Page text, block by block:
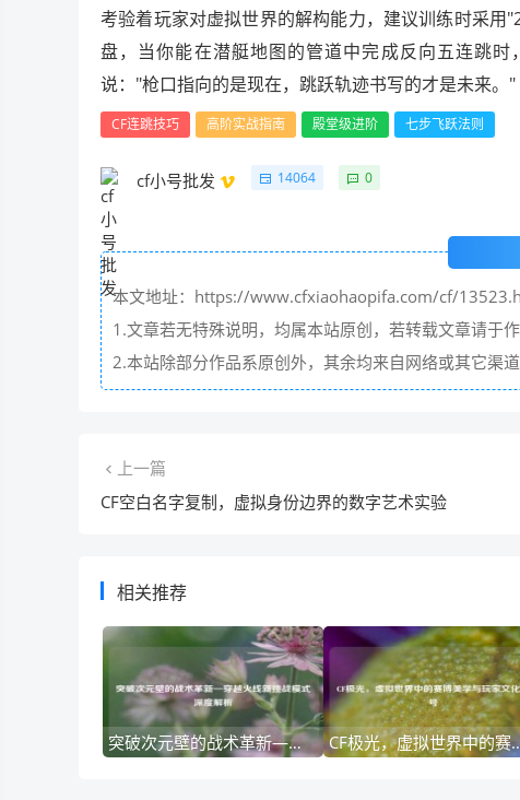
考验着玩家对虚拟世界的解构能力，建议训练时采
盘，当你能在潜艇地图的管道中完成反向五连跳
说："枪口指向的是现在，跳跃轨迹书写的才是未来。"
CF连跳技巧 高阶实战指南 殿堂级进阶 七步飞跃法则
cf小号批发 14064 0
本文地址：https://www.cfxiaohaopifa.com/cf/
1.文章若无特殊说明，均属本站原创，若转载文章请于作
2.本站除部分作品系原创外，其余均来自网络或其它渠
上一篇
CF空白名字复制，虚拟身份边界的数字艺术实验
相关推荐
突破次元壁的战术革新—穿越火线新挑战模式深度解析 CF极光，虚拟世界中